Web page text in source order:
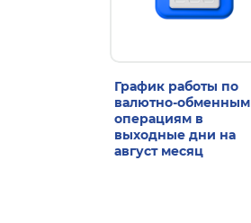
График работы по
валютно-обменным
операциям в
выходные дни на
август месяц